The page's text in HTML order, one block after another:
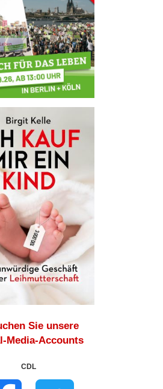
Sie unsere
Media-Accounts
CDL